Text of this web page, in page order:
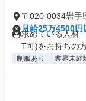
〒020-0034岩手
月給25万4500円
求めている人材
T可)をお持ちの
制服あり 業界未経